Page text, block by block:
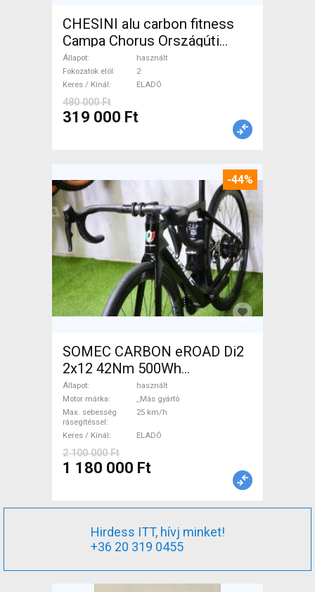
CHESINI alu carbon fitness
Campa Chorus Országúti
használt ELADÓ
Állapot
használt
Fokozatok elöl
2
Keres / Kínál
ELADÓ
480 000 Ft
319 000 Ft
-44%
SOMEC CARBON eROAD Di2
2x12 42Nm 500Wh
Elektromos Országúti / Gravel
_Más gyártó használt ELADÓ
Állapot
használt
Motor márka
_Más gyártó
Max. sebesség
rásegítéssel
25 km/h
Keres / Kínál ELADÓ
2 100 000 Ft
1 180 000 Ft
Hirdess ITT, hívj minket!
+36 20 319 0455